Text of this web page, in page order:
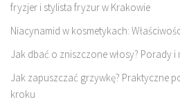
fryzjer i stylista fryzur w Krakowie
Niacynamid w kosmetykach:
Jak dbać o zniszczone włosy? Porady
Jak zapuszczać grzywkę? Praktyczne
kroku